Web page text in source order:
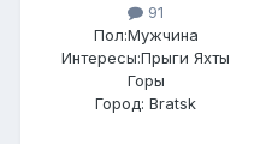
91
Пол:Мужчина
Интересы:Прыги Яхты
Горы
Город: Bratsk